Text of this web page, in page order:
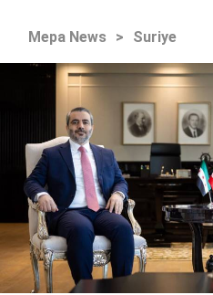
Mepa News > Suriye